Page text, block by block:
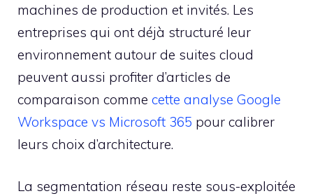
machines de production et invités. Les
entreprises qui ont déjà structuré leur
environnement autour de suites cloud
peuvent aussi profiter d’articles de
comparaison comme cette analyse Google
Workspace vs Microsoft 365 pour calibrer
leurs choix d’architecture.
La segmentation réseau reste sous-exploitée